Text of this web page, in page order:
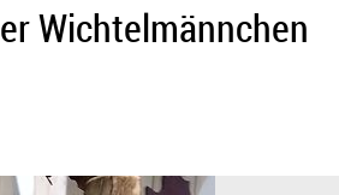
Wichtelmännchen